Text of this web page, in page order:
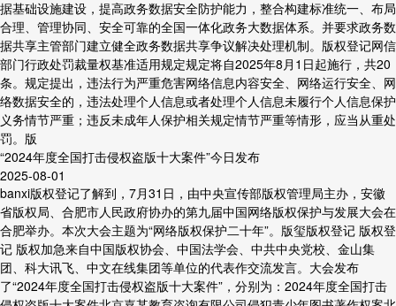
据基础设施建设，提高政务数据安全防护能力，整合构建标准统一、布局
合理、管理协同、安全可靠的全国一体化政务大数据体系。并要求政务数
据共享主管部门建立健全政务数据共享争议解决处理机制。版权登记网信
部门行政处罚裁量权基准适用规定规定将自2025年8月1日起施行，共20
条。规定提出，违法行为严重危害网络信息内容安全、网络运行安全、网
络数据安全的，违法处理个人信息或者处理个人信息未履行个人信息保护
义务情节严重；违反未成年人保护相关规定情节严重等情形，应当从重处
罚。版
“2024年度全国打击侵权盗版十大案件”今日发布
2025-08-01
banxi版权登记了解到，7月31日，由中央宣传部版权管理局主办，安徽
省版权局、合肥市人民政府协办的第九届中国网络版权保护与发展大会在
合肥举办。本次大会主题为“网络版权保护二十年”。版玺版权登记 版权登
记 版权加急来自中国版权协会、中国法学会、中共中央党校、金山集
团、科大讯飞、中文在线集团等单位的代表作交流发言。大会发布
了“2024年度全国打击侵权盗版十大案件”，分别为：2024年度全国打击